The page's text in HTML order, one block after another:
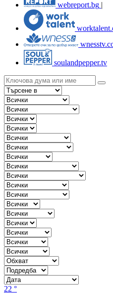
webreport.bg
soulandpepper.tv
22 °